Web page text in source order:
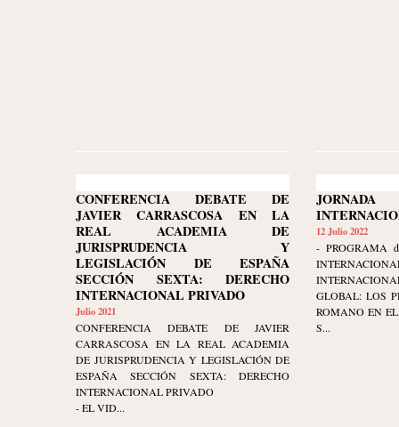
CONFERENCIA DEBATE DE
JAVIER CARRASCOSA EN LA
REAL ACADEMIA DE
JURISPRUDENCIA Y
LEGISLACIÓN DE ESPAÑA
SECCIÓN SEXTA: DERECHO
INTERNACIONAL PRIVADO
Julio 2021
CONFERENCIA DEBATE DE JAVIER
CARRASCOSA EN LA REAL ACADEMIA
DE JURISPRUDENCIA Y LEGISLACIÓN DE
ESPAÑA SECCIÓN SEXTA: DERECHO
INTERNACIONAL PRIVADO
- EL VID...
12 Julio 2022
- PROGRAMA
GLOBAL: LOS
ROMANO EN
S...